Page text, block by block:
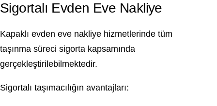
Sigortalı Evden Eve Nakliye
Kapaklı evden eve nakliye hizmetlerinde tüm
taşınma süreci sigorta kapsamında
gerçekleştirilebilmektedir.
Sigortalı taşımacılığın avantajları: